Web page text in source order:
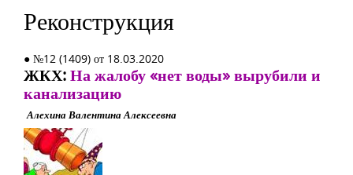
Реконструкция
● №12 (1409) от 18.03.2020
ЖКХ:На жалобу «нет воды» вырубили и
канализацию
Алехина Валентина Алексеевна